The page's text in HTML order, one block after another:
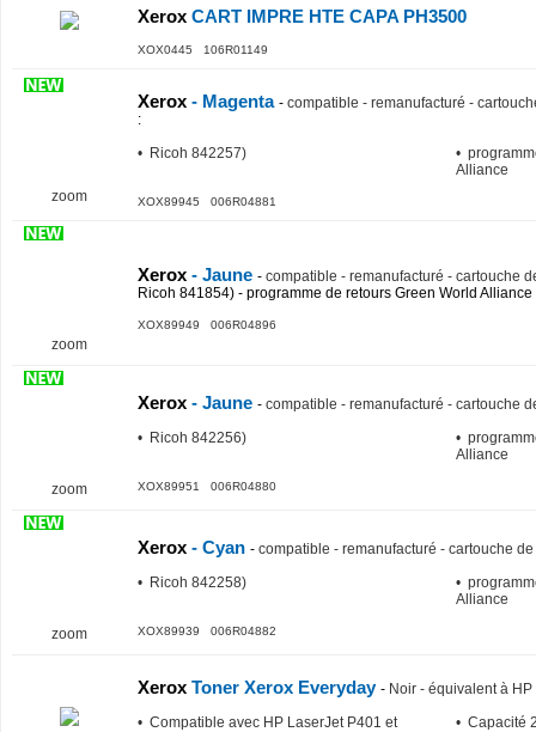
Xerox CART IMPRE HTE CAPA PH3500
XOX0445 106R01149
zoom
Xerox - Magenta - compatible - remanufacturé -
:
• Ricoh 842257)
•
Alliance
XOX89945 006R04881
zoom
Xerox - Jaune - compatible - remanufacturé - cartouche
Ricoh 841854) - programme de retours Green World Alliance
XOX89949 006R04896
zoom
Xerox - Jaune - compatible - remanufacturé - cartouche
• Ricoh 842256)
•
Alliance
XOX89951 006R04880
zoom
Xerox - Cyan - compatible - remanufacturé - cartouche
• Ricoh 842258)
•
Alliance
XOX89939 006R04882
Xerox Toner Xerox Everyday - Noir - équivalent à
• Compatible avec HP LaserJet P401 et
• Capacité